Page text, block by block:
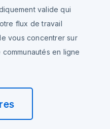
valide qui
flux de travail
vous concentrer sur
en ligne